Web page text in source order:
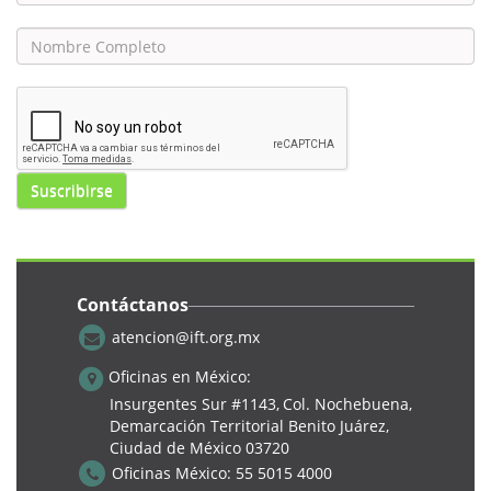
Suscribirse
Contáctanos
atencion@ift.org.mx
Oficinas en México:
Insurgentes Sur #1143, Col. Nochebuena,
Demarcación Territorial Benito Juárez,
Ciudad de México 03720
Oficinas México: 55 5015 4000